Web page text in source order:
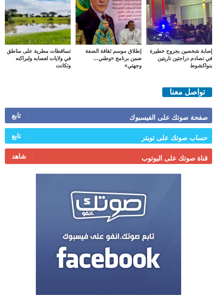
إصابة شخصين بجروح خطيرة
في تصادم دراجتين ناريتين
بنواكشوط
إطلاق موسم ثقافة الضفة
ضمن برنامج «وطني…
وجهتي»
تساقطات مطرية على مناطق
في ولايات لعصابه ولبراكنه
وتكانت
تواصل معنا
صفحة صوتك على الفيسبوك تابع
حساب صوتك على تويتر تابع
قناة صوتك على اليوتوب شاهد